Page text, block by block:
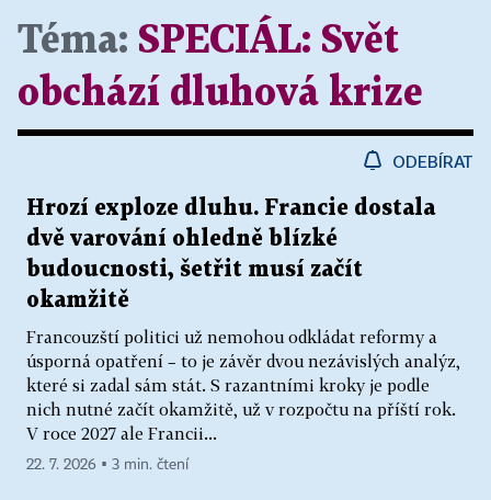
Téma: SPECIÁL: Svět
obchází dluhová krize
ODEBÍRAT
Hrozí exploze dluhu. Francie dostala
dvě varování ohledně blízké
budoucnosti, šetřit musí začít
okamžitě
Francouzští politici už nemohou odkládat reformy a
úsporná opatření – to je závěr dvou nezávislých analýz,
které si zadal sám stát. S razantními kroky je podle
nich nutné začít okamžitě, už v rozpočtu na příští rok.
V roce 2027 ale Francii...
22. 7. 2026 ▪ 3 min. čtení